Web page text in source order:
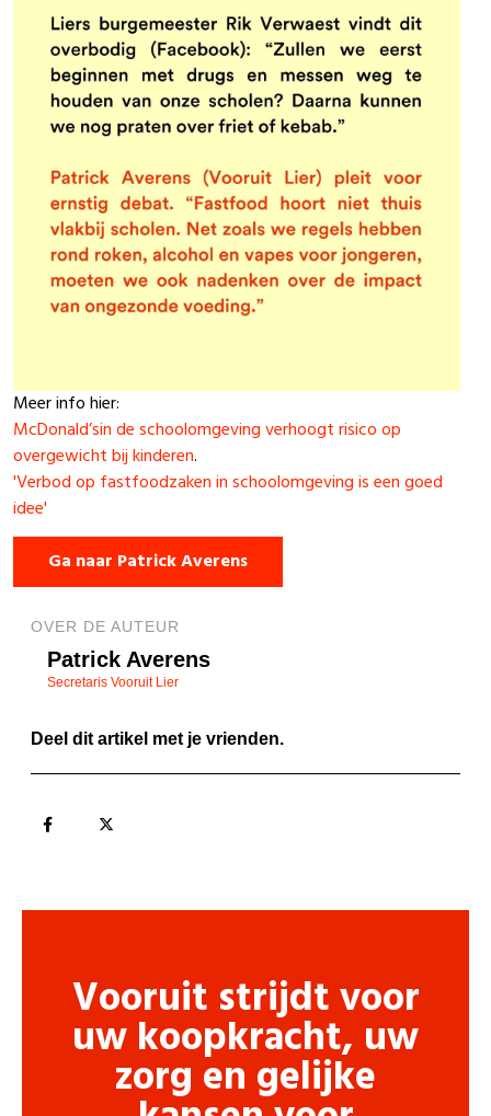
Meer info hier:
McDonald’sin de schoolomgeving verhoogt risico op
overgewicht bij kinderen.
'Verbod op fastfoodzaken in schoolomgeving is een goed
idee'
Ga naar Patrick Averens
OVER DE AUTEUR
Patrick Averens
Secretaris Vooruit Lier
Deel dit artikel met je vrienden.
Vooruit strijdt voor
uw koopkracht, uw
zorg en gelijke